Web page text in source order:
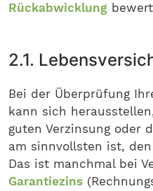
Rückabwicklung
2.1.
Bei der Überprüfung
kann sich
guten Verzinsung oder
am sinnvollsten ist,
Das ist manchmal bei
Garantiezins